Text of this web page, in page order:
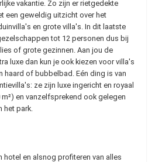
vakantie. Zo zijn er rietgedekte
een geweldig uitzicht over het
en grote villa's. In dit laatste
tot 12 personen dus bij
of grote gezinnen. Aan jou de
luxe dan kun je ook kiezen voor villa's
haard of bubbelbad. Eén ding is van
ze zijn luxe ingericht en royaal
en vanzelfsprekend ook gelegen
het park.
hotel en alsnog profiteren van alles